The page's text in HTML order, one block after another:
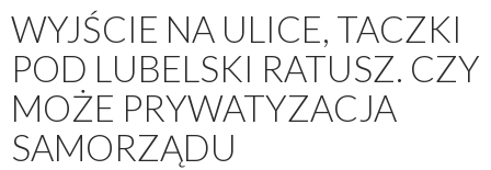
WYJŚCIE NA ULICE, TACZKI
POD LUBELSKI RATUSZ. CZY
MOŻE PRYWATYZACJA
SAMORZĄDU